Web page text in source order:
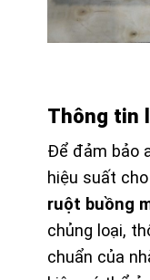
Thông tin
Để đảm bảo
hiệu suất
ruột buồng
chủng loại,
chuẩn của